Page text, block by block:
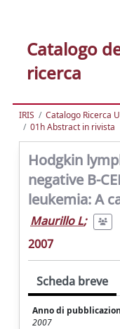
Catalogo
ricerca
IRIS Catalogo Ricerca
01h Abstract in rivista
Hodgkin
negative B-
leukemia: A
Maurillo L;
2007
Scheda breve
Anno di
2007